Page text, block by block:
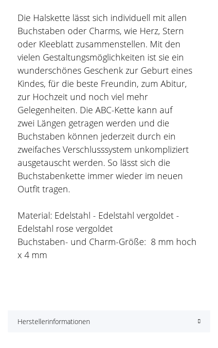
Die Halskette lässt sich individuell mit allen
Buchstaben oder Charms, wie Herz, Stern
oder Kleeblatt zusammenstellen. Mit den
vielen Gestaltungsmöglichkeiten ist sie ein
wunderschönes Geschenk zur Geburt eines
Kindes, für die beste Freundin, zum Abitur,
zur Hochzeit und noch viel mehr
Gelegenheiten. Die ABC-Kette kann auf
zwei Längen getragen werden und die
Buchstaben können jederzeit durch ein
zweifaches Verschlusssystem unkompliziert
ausgetauscht werden. So lässt sich die
Buchstabenkette immer wieder im neuen
Outfit tragen.
Material: Edelstahl - Edelstahl vergoldet -
Edelstahl rose vergoldet
Buchstaben- und Charm-Größe: 8 mm hoch
x 4 mm
Herstellerinformationen